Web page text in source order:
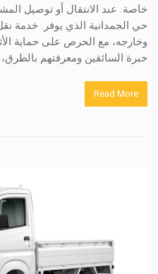
خاصة. عند الانتقال أو توصيل
حي الجمدانية الذي يوفر. خدمة
وخارجه، مع الحرص على حماية
خبرة السائقين ومعرفتهم بالطرق،
Read More